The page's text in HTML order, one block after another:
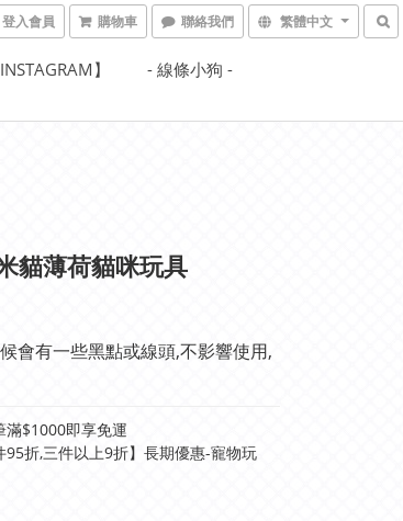
登入會員 購物車 聯絡我們 繁體中文
INSTAGRAM】 - 線條小狗 -
貓薄荷貓咪玩具
會有一些黑點或線頭,不影響使用,
滿$1000即享免運
折,三件以上9折】長期優惠-寵物玩